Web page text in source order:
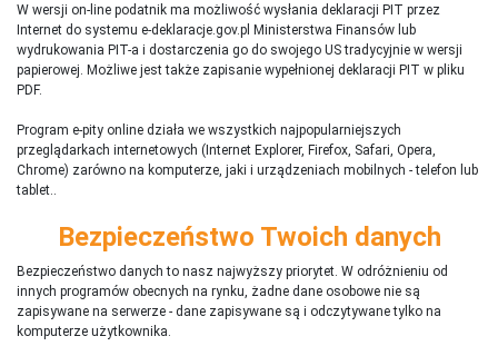
W wersji on-line podatnik ma możliwość wysłania deklaracji PIT przez
Internet do systemu e-deklaracje.gov.pl Ministerstwa Finansów lub
wydrukowania PIT-a i dostarczenia go do swojego US tradycyjnie w wersji
papierowej. Możliwe jest także zapisanie wypełnionej deklaracji PIT w pliku
PDF.
Program e-pity online działa we wszystkich najpopularniejszych
przeglądarkach internetowych (Internet Explorer, Firefox, Safari, Opera,
Chrome) zarówno na komputerze, jaki i urządzeniach mobilnych - telefon lub
tablet..
Bezpieczeństwo Twoich danych
Bezpieczeństwo danych to nasz najwyższy priorytet. W odróżnieniu od
innych programów obecnych na rynku, żadne dane osobowe nie są
zapisywane na serwerze - dane zapisywane są i odczytywane tylko na
komputerze użytkownika.